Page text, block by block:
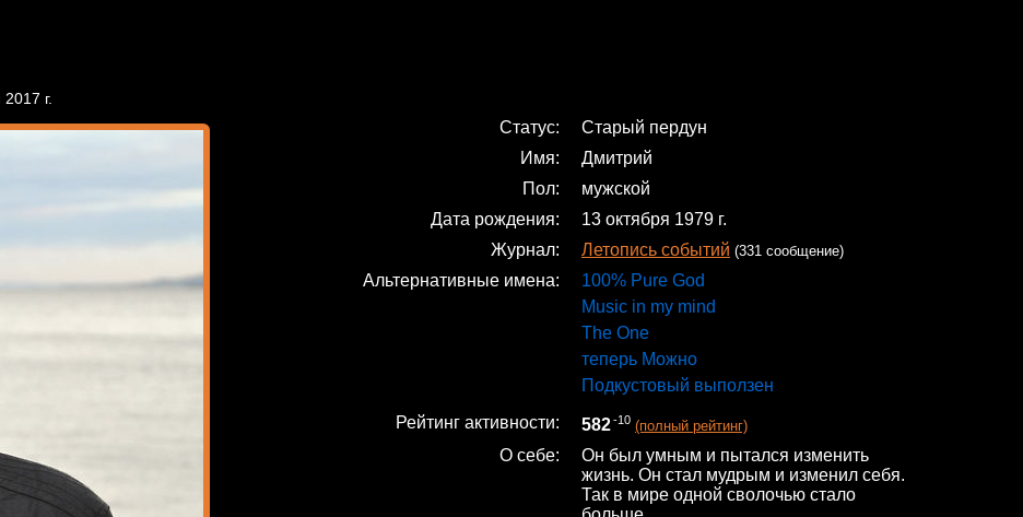
г.
Статус
Старый пердун
Имя
Дмитрий
Пол
мужской
Дата рождения
13 октября 1979 г.
Журнал
Летопись событий (331 сообщение)
Альтернативные имена
100% Pure God
Music in my mind
The One
теперь Можно
Подкустовый выползен
Рейтинг активности
582-10 (полный рейтинг)
О себе
Он был умным и пытался изменить
жизнь. Он стал мудрым и изменил себя.
Так в мире одной сволочью стало